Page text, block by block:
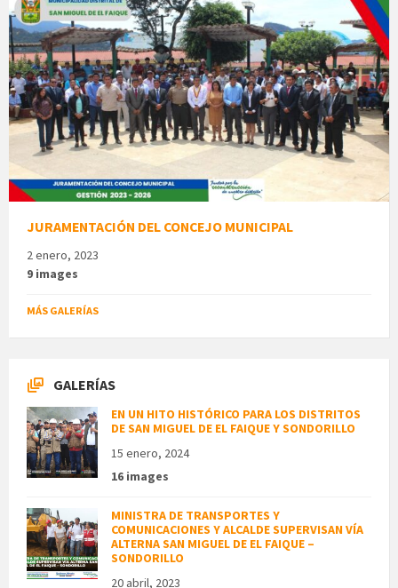
JURAMENTACIÓN DEL CONCEJO MUNICIPAL
2 enero, 2023
9 images
MÁS GALERÍAS
GALERÍAS
EN UN HITO HISTÓRICO PARA LOS DISTRITOS
DE SAN MIGUEL DE EL FAIQUE Y SONDORILLO
15 enero, 2024
16 images
MINISTRA DE TRANSPORTES Y
COMUNICACIONES Y ALCALDE SUPERVISAN VÍA
ALTERNA SAN MIGUEL DE EL FAIQUE –
SONDORILLO
20 abril, 2023